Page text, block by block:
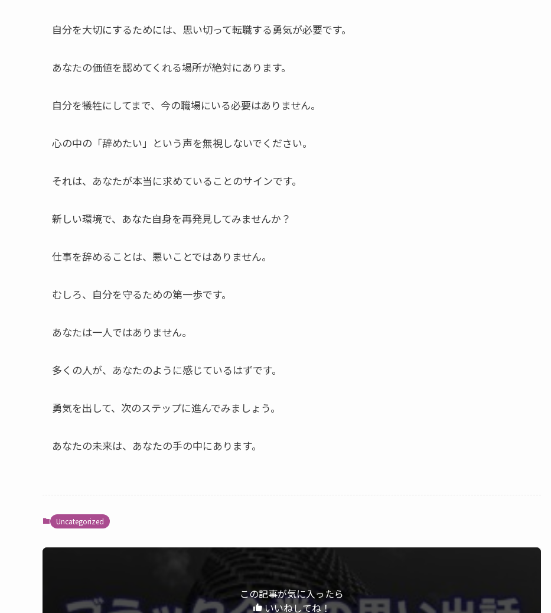
自分を大切にするためには、思い切って転職する勇気が必要です。
あなたの価値を認めてくれる場所が絶対にあります。
自分を犠牲にしてまで、今の職場にいる必要はありません。
心の中の「辞めたい」という声を無視しないでください。
それは、あなたが本当に求めていることのサインです。
新しい環境で、あなた自身を再発見してみませんか？
仕事を辞めることは、悪いことではありません。
むしろ、自分を守るための第一歩です。
あなたは一人ではありません。
多くの人が、あなたのように感じているはずです。
勇気を出して、次のステップに進んでみましょう。
あなたの未来は、あなたの手の中にあります。
Uncategorized
この記事が気に入ったら
いいねしてね！